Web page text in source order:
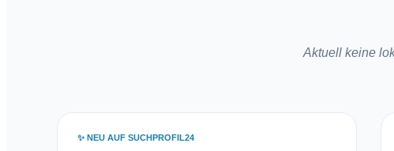
Aktuell keine
✨ NEU AUF SUCHPROFIL24